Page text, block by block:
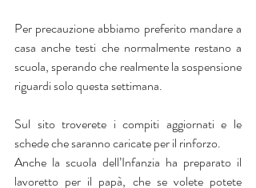
Per precauzione abbiamo preferito mandare a
casa anche testi che normalmente restano a
scuola, sperando che realmente la sospensione
riguardi solo questa settimana.
Sul sito troverete i compiti aggiornati e le
schede che saranno caricate per il rinforzo.
Anche la scuola dell’Infanzia ha preparato il
lavoretto per il papà, che se volete potete